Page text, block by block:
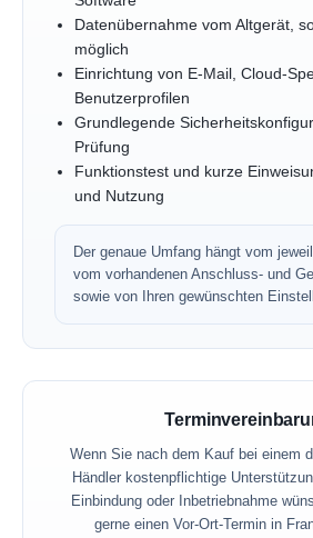
Datenübernahme vom Altgerät,
möglich
Einrichtung von E-Mail, Cloud-
Benutzerprofilen
Grundlegende
Prüfung
Funktionstest und kurze
und Nutzung
Der genaue Umfang hängt vom
vom vorhandenen Anschluss- und
sowie von Ihren gewünschten
Wenn Sie nach dem Kauf bei einem
Händler kostenpflichtige
Einbindung oder Inbetriebnahme
gerne einen Vor-Ort-Termin in